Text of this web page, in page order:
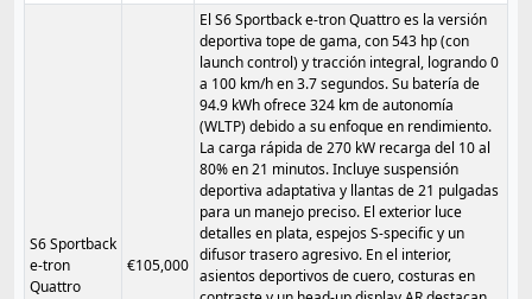
S6 Sportback
e-tron
Quattro
€105,000
El S6 Sportback e-tron Quattro es la versión
deportiva tope de gama, con 543 hp (con
launch control) y tracción integral, logrando 0
a 100 km/h en 3.7 segundos. Su batería de
94.9 kWh ofrece 324 km de autonomía
(WLTP) debido a su enfoque en rendimiento.
La carga rápida de 270 kW recarga del 10 al
80% en 21 minutos. Incluye suspensión
deportiva adaptativa y llantas de 21 pulgadas
para un manejo preciso. El exterior luce
detalles en plata, espejos S-specific y un
difusor trasero agresivo. En el interior,
asientos deportivos de cuero, costuras en